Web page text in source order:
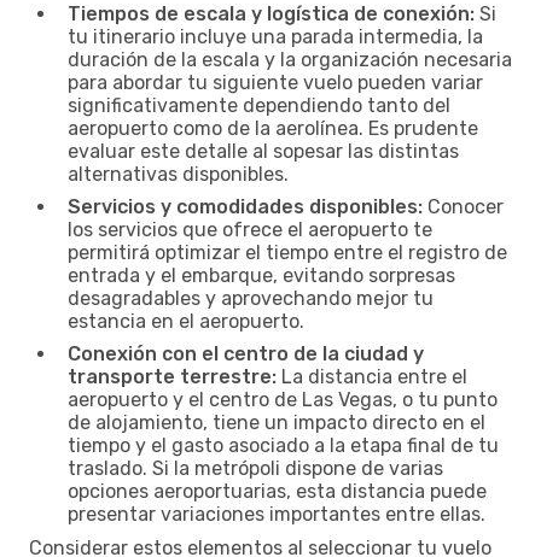
Tiempos de escala y logística de conexión: Si
tu itinerario incluye una parada intermedia, la
duración de la escala y la organización necesaria
para abordar tu siguiente vuelo pueden variar
significativamente dependiendo tanto del
aeropuerto como de la aerolínea. Es prudente
evaluar este detalle al sopesar las distintas
alternativas disponibles.
Servicios y comodidades disponibles: Conocer
los servicios que ofrece el aeropuerto te
permitirá optimizar el tiempo entre el registro de
entrada y el embarque, evitando sorpresas
desagradables y aprovechando mejor tu
estancia en el aeropuerto.
Conexión con el centro de la ciudad y
transporte terrestre: La distancia entre el
aeropuerto y el centro de Las Vegas, o tu punto
de alojamiento, tiene un impacto directo en el
tiempo y el gasto asociado a la etapa final de tu
traslado. Si la metrópoli dispone de varias
opciones aeroportuarias, esta distancia puede
presentar variaciones importantes entre ellas.
Considerar estos elementos al seleccionar tu vuelo